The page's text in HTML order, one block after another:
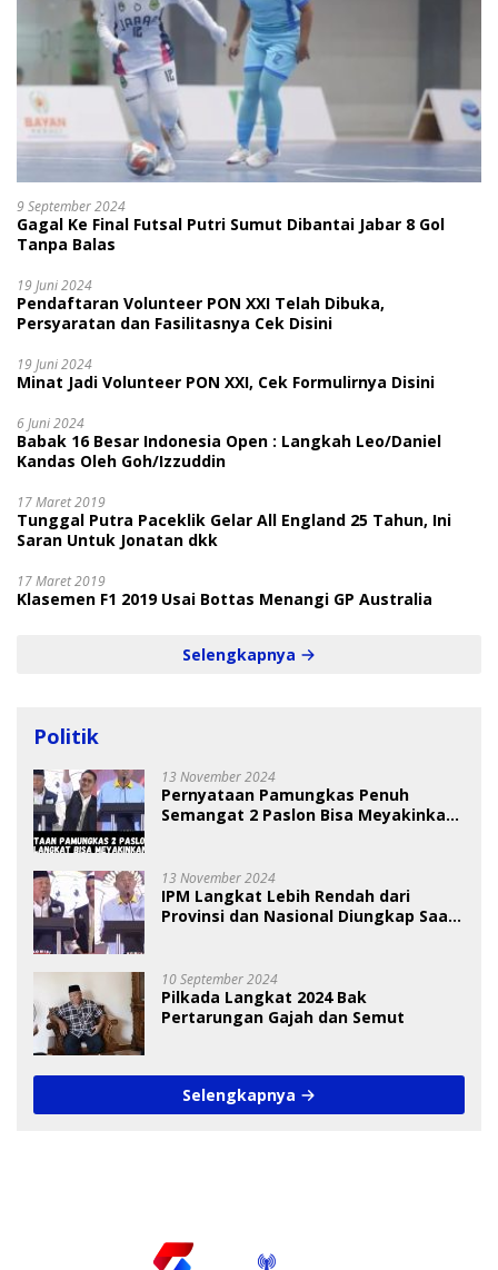
9 September 2024
Gagal Ke Final Futsal Putri Sumut Dibantai Jabar 8 Gol
Tanpa Balas
19 Juni 2024
Pendaftaran Volunteer PON XXI Telah Dibuka,
Persyaratan dan Fasilitasnya Cek Disini
19 Juni 2024
Minat Jadi Volunteer PON XXI, Cek Formulirnya Disini
6 Juni 2024
Babak 16 Besar Indonesia Open : Langkah Leo/Daniel
Kandas Oleh Goh/Izzuddin
17 Maret 2019
Tunggal Putra Paceklik Gelar All England 25 Tahun, Ini
Saran Untuk Jonatan dkk
17 Maret 2019
Klasemen F1 2019 Usai Bottas Menangi GP Australia
Selengkapnya
Politik
13 November 2024
Pernyataan Pamungkas Penuh
Semangat 2 Paslon Bisa Meyakinkan
13 November 2024
IPM Langkat Lebih Rendah dari
Provinsi dan Nasional Diungkap Saat
10 September 2024
Pilkada Langkat 2024 Bak
Pertarungan Gajah dan Semut
Selengkapnya